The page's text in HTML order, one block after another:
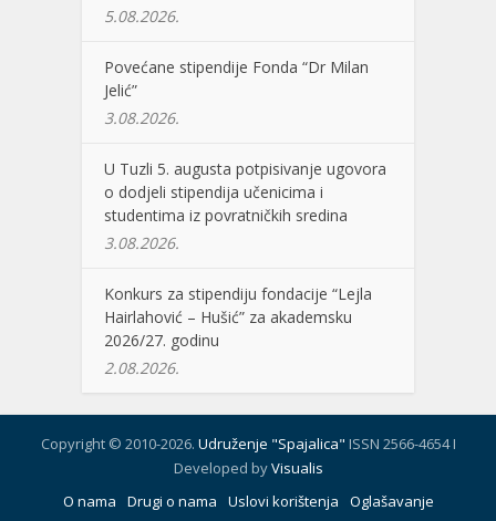
5.08.2026.
Povećane stipendije Fonda “Dr Milan
Jelić”
3.08.2026.
U Tuzli 5. augusta potpisivanje ugovora
o dodjeli stipendija učenicima i
studentima iz povratničkih sredina
3.08.2026.
Konkurs za stipendiju fondacije “Lejla
Hairlahović – Hušić” za akademsku
2026/27. godinu
2.08.2026.
Copyright © 2010-2026. Udruženje "Spajalica" ISSN 2566-4654 I
Developed byVisualis
O nama
Drugi o nama Uslovi korištenja Oglašavanje